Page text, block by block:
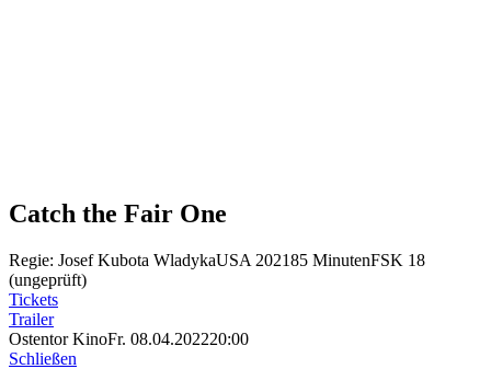
Catch the Fair One
Regie: Josef Kubota WladykaUSA 202185 MinutenFSK 18
(ungeprüft)
Tickets
Trailer
Ostentor KinoFr. 08.04.202220:00
Schließen